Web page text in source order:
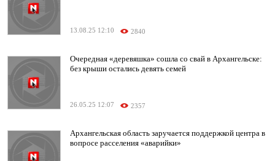
13.08.25 12:10 2840
Очередная «деревяшка» сошла со свай в Архангельске:
без крыши остались девять семей
26.05.25 12:07 2357
Архангельская область заручается поддержкой центра в
вопросе расселения «аварийки»